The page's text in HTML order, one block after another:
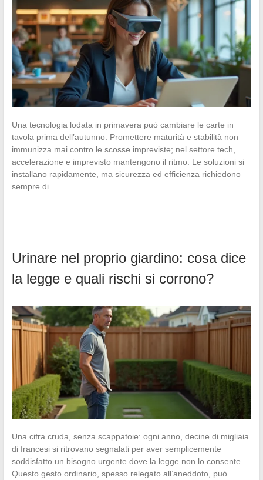
Una tecnologia lodata in primavera può cambiare le carte in
tavola prima dell’autunno. Promettere maturità e stabilità non
immunizza mai contro le scosse impreviste; nel settore tech,
accelerazione e imprevisto mantengono il ritmo. Le soluzioni si
installano rapidamente, ma sicurezza ed efficienza richiedono
sempre di…
Urinare nel proprio giardino: cosa dice
la legge e quali rischi si corrono?
Una cifra cruda, senza scappatoie: ogni anno, decine di migliaia
di francesi si ritrovano segnalati per aver semplicemente
soddisfatto un bisogno urgente dove la legge non lo consente.
Questo gesto ordinario, spesso relegato all’aneddoto, può